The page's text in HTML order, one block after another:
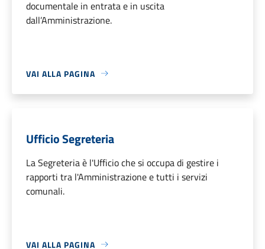
documentale in entrata e in uscita
dall’Amministrazione.
VAI ALLA PAGINA
Ufficio Segreteria
La Segreteria è l'Ufficio che si occupa di gestire i
rapporti tra l'Amministrazione e tutti i servizi
comunali.
VAI ALLA PAGINA